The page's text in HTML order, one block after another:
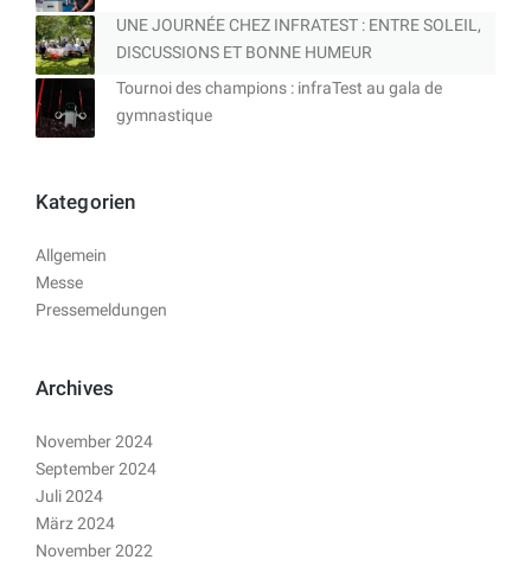
UNE JOURNÉE CHEZ INFRATEST : ENTRE SOLEIL,
DISCUSSIONS ET BONNE HUMEUR
Tournoi des champions : infraTest au gala de
gymnastique
Kategorien
Allgemein
Messe
Pressemeldungen
Archives
November 2024
September 2024
Juli 2024
März 2024
November 2022